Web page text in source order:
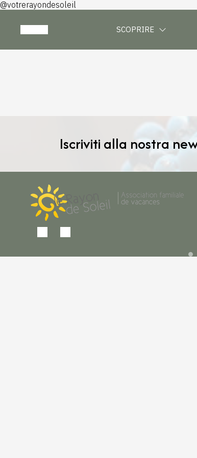
@votrerayondesoleil
SCOPRIRE
Iscriviti alla nostra